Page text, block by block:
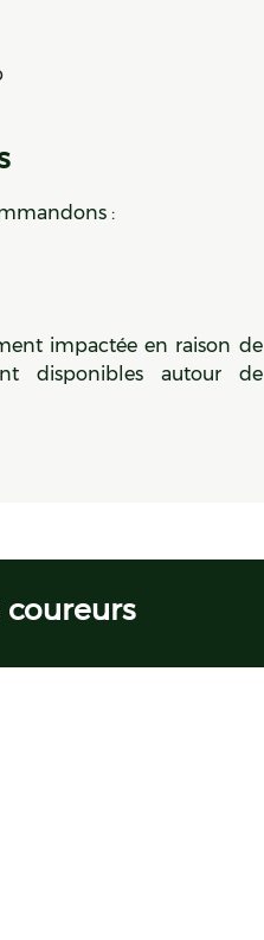
:
impactée en raison de
disponibles autour de
coureurs